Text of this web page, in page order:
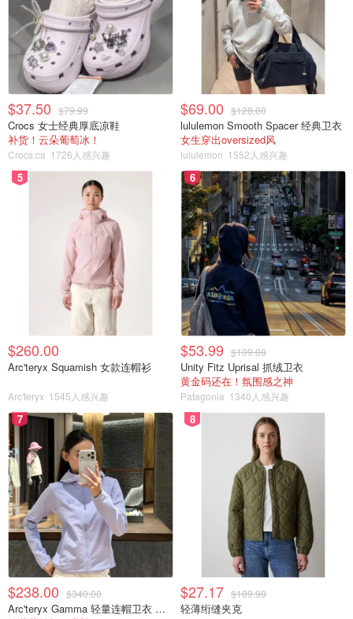
$37.50 $79.99
Crocs 女士经典厚底凉鞋
补货！云朵葡萄冰！
Crocs.ca 1726人感兴趣
$69.00 $128.00
lululemon Smooth Spacer 经典卫衣
女生穿出oversized风
lululemon 1552人感兴趣
5
$260.00
Arc'teryx Squamish 女款连帽衫
Arc'teryx 1545人感兴趣
6
$53.99 $109.00
Unity Fitz Uprisal 抓绒卫衣
黄金码还在！氛围感之神
Patagonia 1340人感兴趣
7
$238.00 $340.00
Arc'teryx Gamma 轻量连帽卫衣 女款
8
$27.17 $189.90
轻薄绗缝夹克